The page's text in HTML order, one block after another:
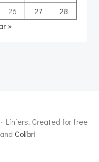
26 27
28
»
Liniers. Created for free
Colibri